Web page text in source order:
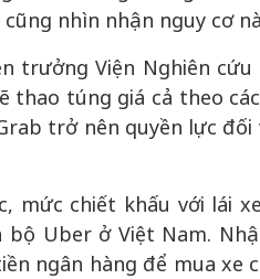
cũng nhìn nhận nguy cơ
trưởng Viện Nghiên cứu
thao túng giá cả theo
trở nên quyền lực đối
mức chiết khấu với lái
Uber ở Việt Nam.
ngân hàng để mua xe